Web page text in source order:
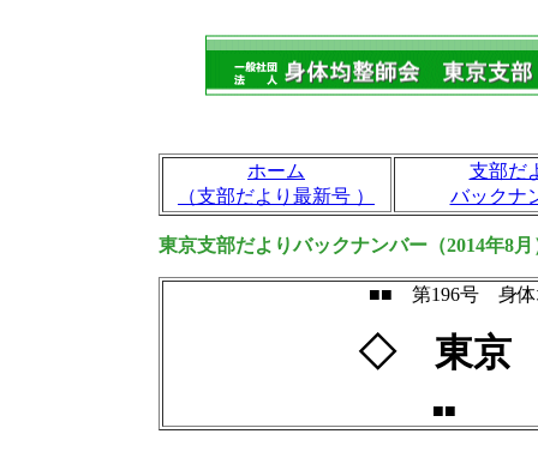
ホーム
（支部だより最新号 ）
支部だ
バックナ
東京支部だよりバックナンバー（2014年8月
■■ 第196号 身
◇ 東京
■■